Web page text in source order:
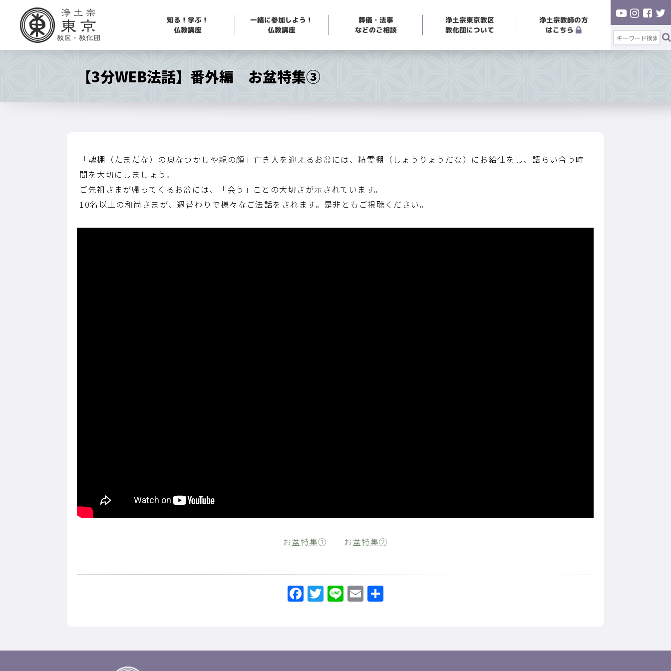
知る！学ぶ！
仏教講座
一緒に参加しよう！
仏教講座
葬儀・法事
などのご相談
浄土宗東京教区
教化団について
浄土宗教師の方
はこちら
【3分WEB法話】番外編 お盆特集③
「魂棚（たまだな）の奥なつかしや親の顔」亡き人を迎えるお盆には、精霊棚（しょうりょうだな）にお給仕をし、語らい合う時
間を大切にしましょう。
ご先祖さまが帰ってくるお盆には、「会う」ことの大切さが示されています。
10名以上の和尚さまが、週替わりで様々なご法話をされます。是非ともご視聴ください。
お盆特集① お盆特集②
Facebook
Twitter
LineEmail